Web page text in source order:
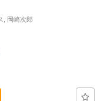
, 岡崎次郎